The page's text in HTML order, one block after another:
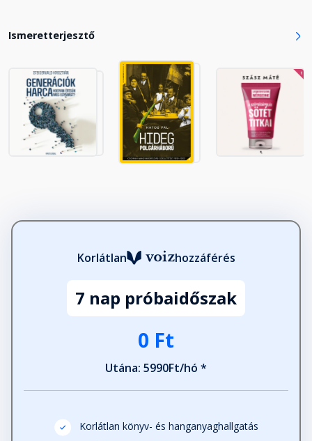
14. fejezet - Tehetetlenség
Fejezet hossza: 00:18:12
Következtetések
Fejezet hossza: 00:35:04
Köszönetnyílvánítás
Fejezet hossza: 00:02:18
Ismeretterjesztő
Korlátlan hozzáférés
7 nap próbaidőszak
0 Ft
Utána: 5990Ft/hó *
Korlátlan könyv- és hanganyaghallgatás